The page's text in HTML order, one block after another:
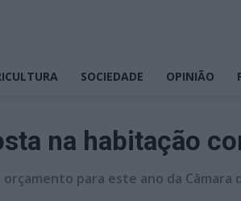
SOCIEDADE OPINIÃO
na habitação
para este ano da